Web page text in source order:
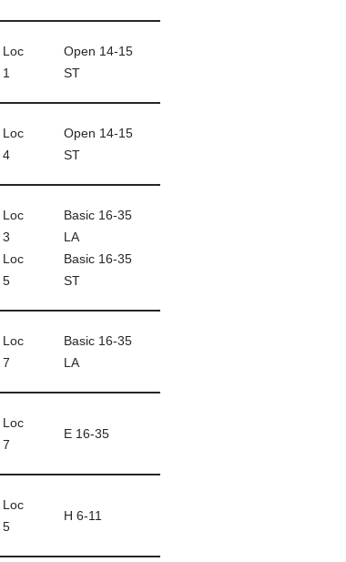
Loc
1
Open 14-15
ST
Loc
4
Open 14-15
ST
Loc
3
Loc
5
Basic 16-35
LA
Basic 16-35
ST
Loc
7
Basic 16-35
LA
Loc
7
E 16-35
Loc
5
H 6-11